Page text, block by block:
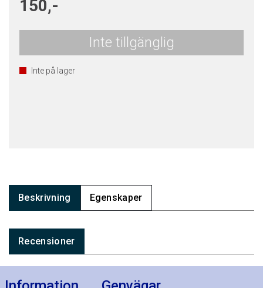
150,-
Inte tillgänglig
Inte på lager
Beskrivning Egenskaper
Recensioner